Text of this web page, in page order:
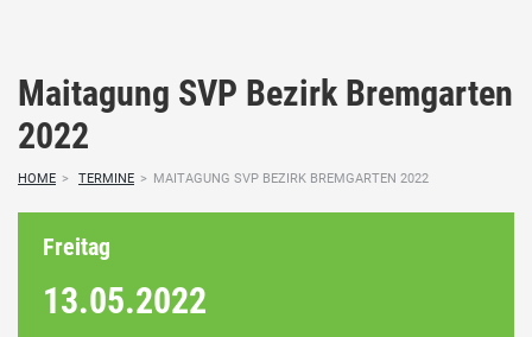
Maitagung SVP Bezirk Bremgarten
2022
HOME > TERMINE > MAITAGUNG SVP BEZIRK BREMGARTEN 2022
Freitag
13.05.2022